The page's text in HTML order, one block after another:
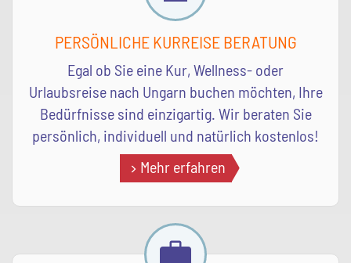
PERSÖNLICHE KURREISE BERATUNG
Egal ob Sie eine Kur, Wellness- oder
Urlaubsreise nach Ungarn buchen möchten, Ihre
Bedürfnisse sind einzigartig. Wir beraten Sie
persönlich, individuell und natürlich kostenlos!
Mehr erfahren